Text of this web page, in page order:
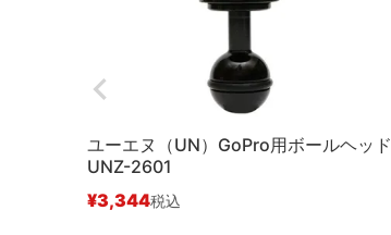
ユーエヌ（UN）GoPro用ボールヘッド
UNZ-2601
¥3,344税込